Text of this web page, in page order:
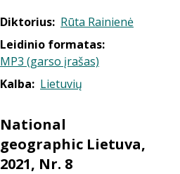
Diktorius: Rūta Rainienė
Leidinio formatas:
MP3 (garso įrašas)
Kalba: Lietuvių
National
geographic Lietuva,
2021, Nr. 8